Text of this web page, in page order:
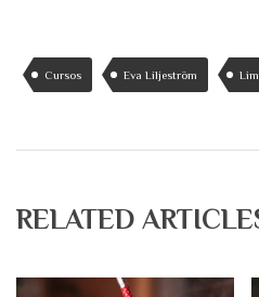
Cursos Eva Liljeström
RELATED